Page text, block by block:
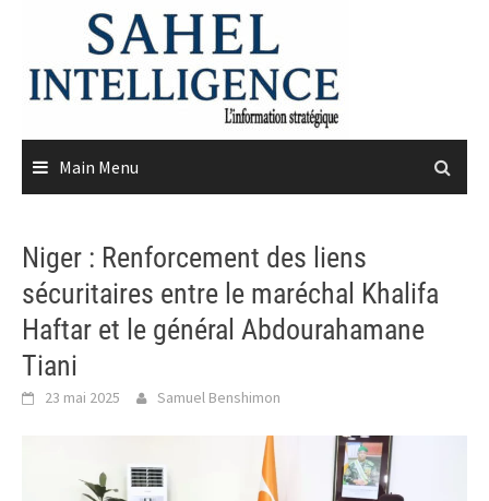
content
Main Menu
Niger : Renforcement des liens
sécuritaires entre le maréchal Khalifa
Haftar et le général Abdourahamane
Tiani
23 mai 2025 Samuel Benshimon